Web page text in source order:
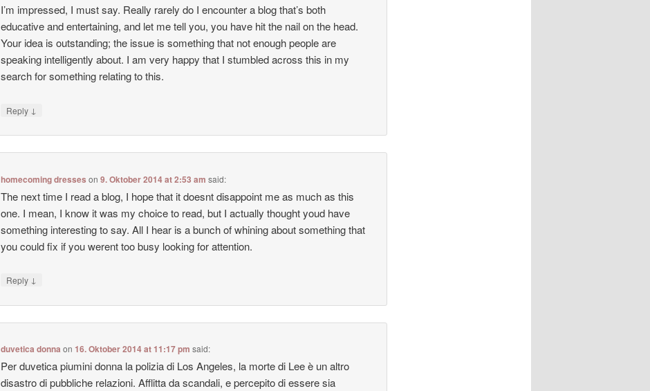
I’m impressed, I must say. Really rarely do I encounter a blog that’s both
educative and entertaining, and let me tell you, you have hit the nail on the head.
Your idea is outstanding; the issue is something that not enough people are
speaking intelligently about. I am very happy that I stumbled across this in my
search for something relating to this.
Reply ↓
homecoming dresses on9. Oktober 2014 at 2:53 am said:
The next time I read a blog, I hope that it doesnt disappoint me as much as this
one. I mean, I know it was my choice to read, but I actually thought youd have
something interesting to say. All I hear is a bunch of whining about something that
you could fix if you werent too busy looking for attention.
Reply ↓
duvetica donna on16. Oktober 2014 at 11:17 pm said:
Per duvetica piumini donna la polizia di Los Angeles, la morte di Lee è un altro
disastro di pubbliche relazioni. Afflitta da scandali, e percepito di essere sia